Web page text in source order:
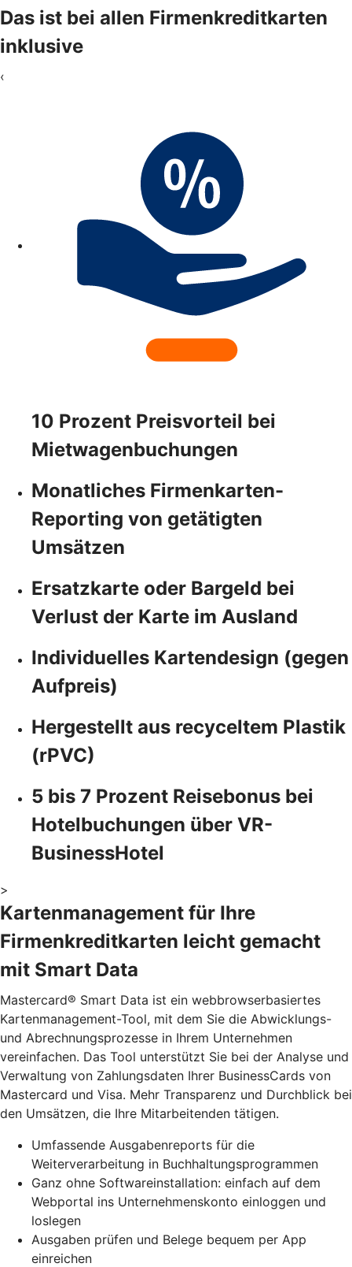
Das ist bei allen Firmenkreditkarten
inklusive
‹
10 Prozent Preisvorteil bei
Mietwagenbuchungen
Monatliches Firmenkarten-
Reporting von getätigten
Umsätzen
Ersatzkarte oder Bargeld bei
Verlust der Karte im Ausland
Individuelles Kartendesign (gegen
Aufpreis)
Hergestellt aus recyceltem Plastik
(rPVC)
5 bis 7 Prozent Reisebonus bei
Hotelbuchungen über VR-
BusinessHotel
>
Kartenmanagement für Ihre
Firmenkreditkarten leicht gemacht
mit Smart Data
Mastercard® Smart Data ist ein webbrowserbasiertes
Kartenmanagement-Tool, mit dem Sie die Abwicklungs-
und Abrechnungsprozesse in Ihrem Unternehmen
vereinfachen. Das Tool unterstützt Sie bei der Analyse und
Verwaltung von Zahlungsdaten Ihrer BusinessCards von
Mastercard und Visa. Mehr Transparenz und Durchblick bei
den Umsätzen, die Ihre Mitarbeitenden tätigen.
Umfassende Ausgabenreports für die
Weiterverarbeitung in Buchhaltungsprogrammen
Ganz ohne Softwareinstallation: einfach auf dem
Webportal ins Unternehmenskonto einloggen und
loslegen
Ausgaben prüfen und Belege bequem per App
einreichen